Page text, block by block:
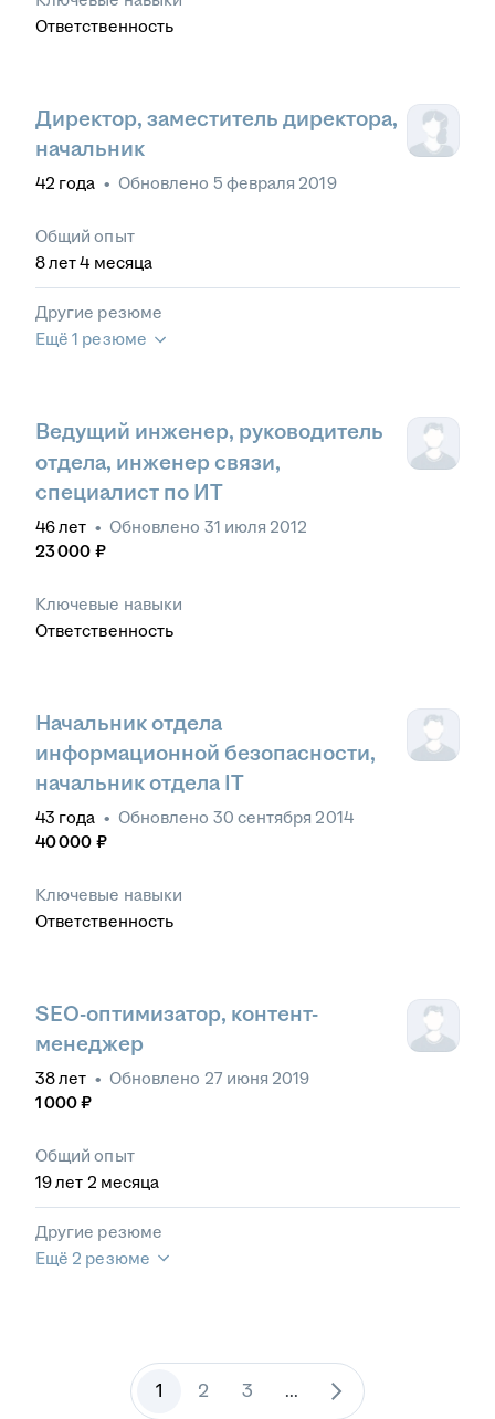
Ответственность
Директор, заместитель директора,
начальник
42 года • Обновлено 5 февраля 2019
Общий опыт
8лет 4 месяца
Другие резюме
Ещё 1 резюме
Ведущий инженер, руководитель
отдела, инженер связи,
специалист по ИТ
46лет • Обновлено 31 июля 2012
23 000 ₽
Ключевые навыки
Ответственность
Начальник отдела
информационной безопасности,
начальник отдела IT
43 года • Обновлено 30 сентября 2014
40 000 ₽
Ключевые навыки
Ответственность
SEO-оптимизатор, контент-
менеджер
38лет • Обновлено 27 июня 2019
1 000 ₽
Общий опыт
19лет 2 месяца
Другие резюме
Ещё 2 резюме
1 2 3 ...